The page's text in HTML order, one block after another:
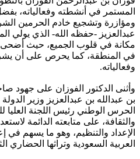
المستمر في أنشطته وفعالياته،
ومؤازرة وتشجيع خادم الحرمين
عبدالعزيز -حفظه الله- الذي يولي
مكانة في قلوب الجميع، حيث أضحى
في المنطقة، كما يحرص على أن
وفعالياته.
وأثنى الدكتور الفوزان على جهود
بن عبدالله بن عبدالعزيز وزير
الحرس الوطني رئيس اللجنة العليا
والثقافة، على متابعته الدائمة
الإعداد والتنظيم، وهو ما يسهم في
العربية السعودية وتراثها الحضاري